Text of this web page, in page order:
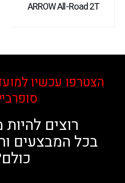
ARROW All-Road 2T
הצטרפו עכשיו
רוצים להיות
בכל המבצעים